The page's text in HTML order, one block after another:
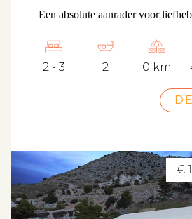
Een absolute aanrader voor
2 - 3 2 0 km
€